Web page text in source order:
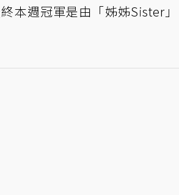
終本週冠軍是由「姊姊Sister